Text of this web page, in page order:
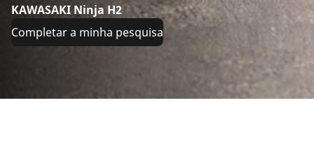
KAWASAKI Ninja H2
Completar a minha pesquisa